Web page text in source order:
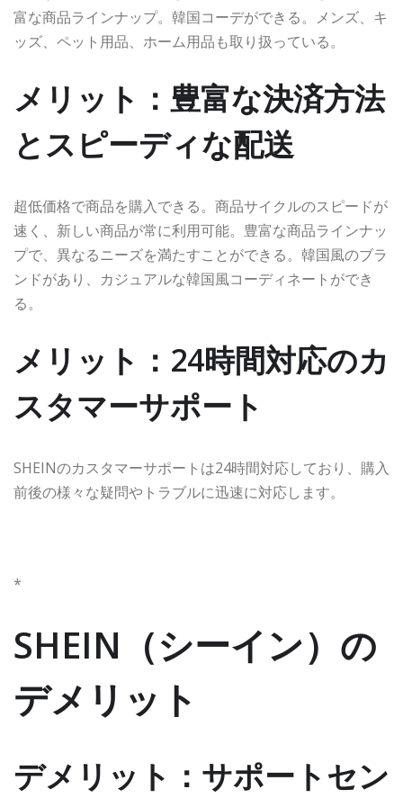
富な商品ラインナップ。韓国コーデができる。メンズ、キ
ッズ、ペット用品、ホーム用品も取り扱っている。
メリット：豊富な決済方法
とスピーディな配送
超低価格で商品を購入できる。商品サイクルのスピードが
速く、新しい商品が常に利用可能。豊富な商品ラインナッ
プで、異なるニーズを満たすことができる。韓国風のブラ
ンドがあり、カジュアルな韓国風コーディネートができ
る。
メリット：24時間対応のカ
スタマーサポート
SHEINのカスタマーサポートは24時間対応しており、購入
前後の様々な疑問やトラブルに迅速に対応します。
*
SHEIN（シーイン）の
デメリット
デメリット：サポートセン